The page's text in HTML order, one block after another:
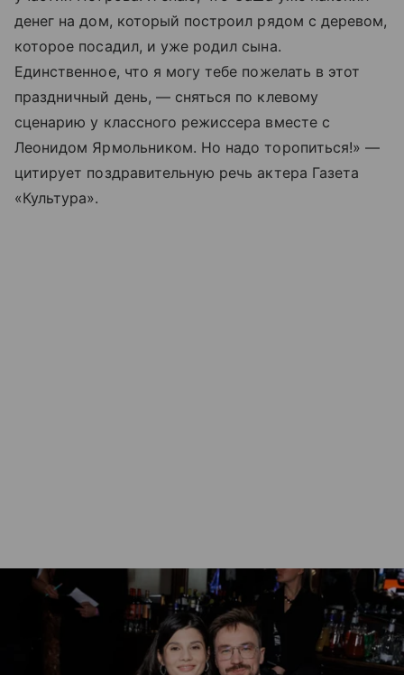
денег на дом, который построил рядом с деревом,
которое посадил, и уже родил сына.
Единственное, что я могу тебе пожелать в этот
праздничный день, — сняться по клевому
сценарию у классного режиссера вместе с
Леонидом Ярмольником. Но надо торопиться!» —
цитирует поздравительную речь актера Газета
«Культура».